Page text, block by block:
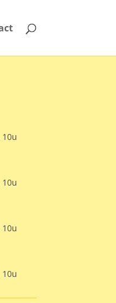
10u
10u
10u
10u